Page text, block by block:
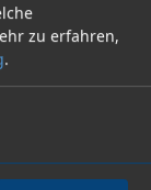
SpG St.
zu erfahren,
.